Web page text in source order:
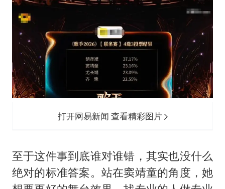
打开网易新闻 查看精彩图片
至于这件事到底谁对谁错，其实也没什么
绝对的标准答案。站在窦靖童的角度，她